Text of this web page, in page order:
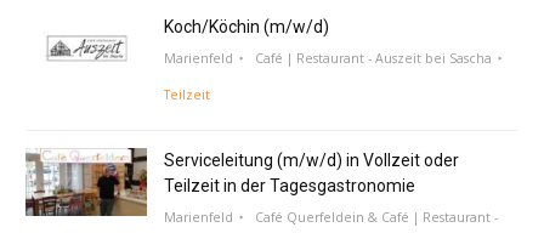
Koch/Köchin (m/w/d)
Marienfeld Café | Restaurant - Auszeit bei Sascha
Teilzeit
Serviceleitung (m/w/d) in Vollzeit oder
Teilzeit in der Tagesgastronomie
Marienfeld Café Querfeldein & Café | Restaurant -